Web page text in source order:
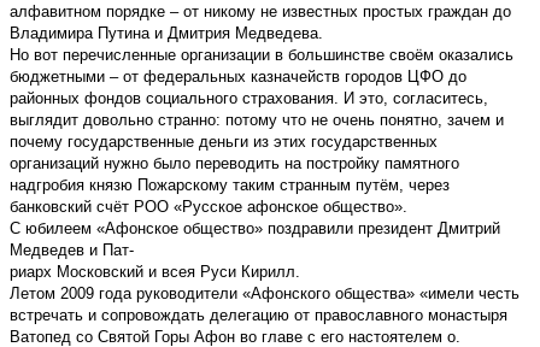
алфавитном порядке – от никому не известных простых граждан до
Владимира Путина и Дмитрия Медведева.
Но вот перечисленные организации в большинстве своём оказались
бюджетными – от федеральных казначейств городов ЦФО до
районных фондов социального страхования. И это, согласитесь,
выглядит довольно странно: потому что не очень понятно, зачем и
почему государственные деньги из этих государственных
организаций нужно было переводить на постройку памятного
надгробия князю Пожарскому таким странным путём, через
банковский счёт РОО «Русское афонское общество».
С юбилеем «Афонское общество» поздравили президент Дмитрий
Медведев и Пат-
риарх Московский и всея Руси Кирилл.
Летом 2009 года руководители «Афонского общества» «имели честь
встречать и сопровождать делегацию от православного монастыря
Ватопед со Святой Горы Афон во главе с его настоятелем о.